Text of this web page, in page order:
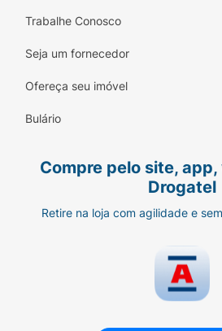
Trabalhe Conosco
Seja um fornecedor
Ofereça seu imóvel
Bulário
Compre pelo site,
Drogatel
Retire na loja com agilidade e